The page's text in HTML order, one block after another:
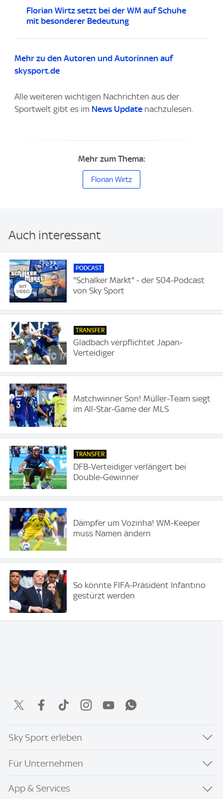
Florian Wirtz setzt bei der WM auf Schuhe
mit besonderer Bedeutung
Mehr zu den Autoren und Autorinnen auf
skysport.de
Alle weiteren wichtigen Nachrichten aus der
Sportwelt gibt es im News Update nachzulesen.
Mehr zum Thema:
Florian Wirtz
Auch interessant
PODCAST
"Schalker Markt" - der S04-Podcast
von Sky Sport
TRANSFER
Gladbach verpflichtet Japan-
Verteidiger
Matchwinner Son! Müller-Team siegt
im All-Star-Game der MLS
TRANSFER
DFB-Verteidiger verlängert bei
Double-Gewinner
Dämpfer um Vozinha! WM-Keeper
muss Namen ändern
So könnte FIFA-Präsident Infantino
gestürzt werden
Sky Sport erleben
Für Unternehmen
App & Services